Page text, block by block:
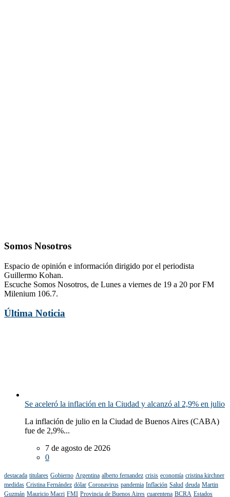
Somos Nosotros
Espacio de opinión e información dirigido por el periodista
Guillermo Kohan.
Escuche Somos Nosotros, de Lunes a viernes de 19 a 20 por FM
Milenium 106.7.
Última Noticia
Se aceleró la inflación en la Ciudad y alcanzó al 2,9% en julio
La inflación de julio en la Ciudad de Buenos Aires (CABA)
fue de 2,9%...
7 de agosto de 2026
0
destacada titulares Gobierno Argentina alberto fernandez crisis economía cristina kirchner
medidas Cristina Fernández dólar Coronavirus pandemia Inflación Salud deuda Martin
Guzmán Mauricio Macri FMI Provincia de Buenos Aires cuarentena BCRA Estados